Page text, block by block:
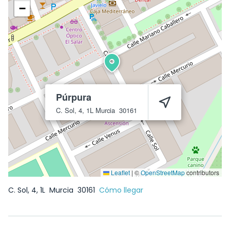
Púrpura
C. Sol, 4, 1L Murcia 30161
−
Leaflet | ©OpenStreetMapcontributors
C. Sol, 4, 1L Murcia 30161 Cómo llegar